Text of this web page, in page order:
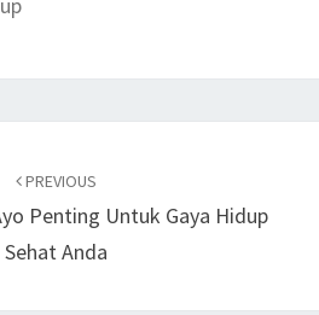
PREVIOUS
Penting Untuk Gaya Hidup
Sehat Anda